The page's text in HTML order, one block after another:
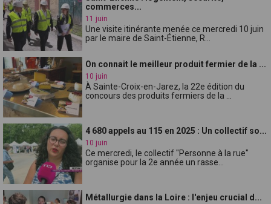
commerces...
11 juin
Une visite itinérante menée ce mercredi 10 juin
par le maire de Saint-Étienne, R...
On connait le meilleur produit fermier de la ...
10 juin
À Sainte-Croix-en-Jarez, la 22e édition du
concours des produits fermiers de la ...
4 680 appels au 115 en 2025 : Un collectif so...
10 juin
Ce mercredi, le collectif "Personne à la rue"
organise pour la 2e année un rasse...
Métallurgie dans la Loire : l'enjeu crucial d...